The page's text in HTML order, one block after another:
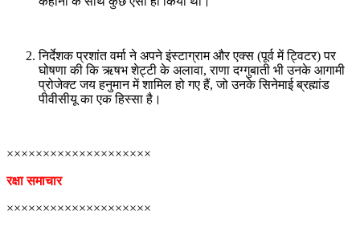
निर्देशक प्रशांत वर्मा ने अपने इंस्टाग्राम और एक्स (पूर्व में ट्विटर) पर
घोषणा की कि ऋषभ शेट्टी के अलावा, राणा दग्गुबाती भी उनके आगामी
प्रोजेक्ट जय हनुमान में शामिल हो गए हैं, जो उनके सिनेमाई ब्रह्मांड
पीवीसीयू का एक हिस्सा है।
××××××××××××××××××××
रक्षा समाचार
××××××××××××××××××××